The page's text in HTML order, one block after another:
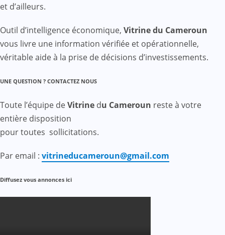
et d’ailleurs.
Outil d’intelligence économique, Vitrine du Cameroun
vous livre une information vérifiée et opérationnelle,
véritable aide à la prise de décisions d’investissements.
UNE QUESTION ? CONTACTEZ NOUS
Toute l’équipe deVitrine du Cameroun reste à votre
entière disposition
pour toutes sollicitations.
Par email : vitrineducameroun@gmail.com
Diffusez vous annonces ici